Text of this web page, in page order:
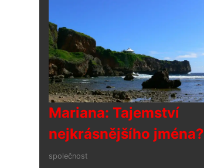
Mariana: Tajemství
nejkrásnějšího jména?
společnost